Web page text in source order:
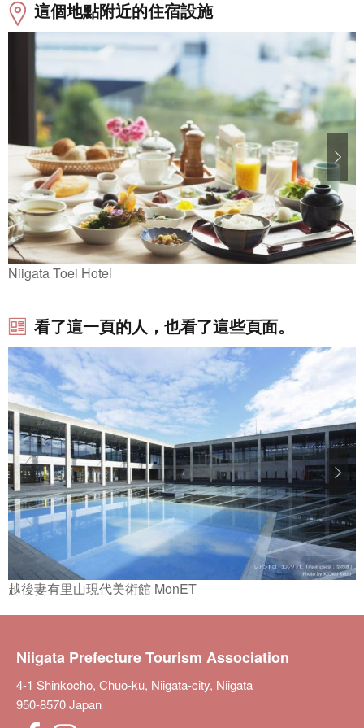
這個地點附近的住宿設施
Niigata Toei Hotel
看了這一頁的人，也看了這些頁面。
越後妻有里山現代美術館 MonET
Niigata Prefecture Tourism Association
4-1 Shinkocho, Chuo-ku, Niigata-city, Niigata
950-8570 Japan